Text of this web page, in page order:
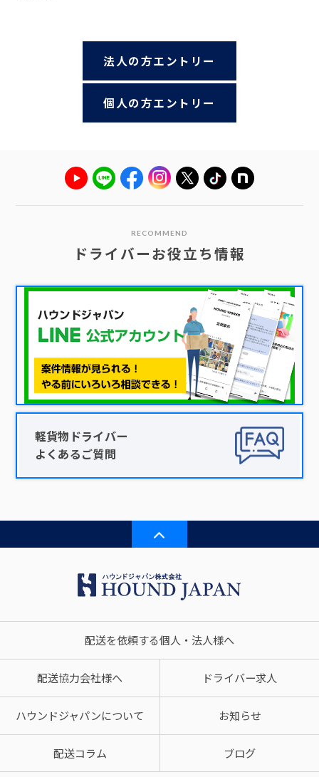
法人の方エントリー
個人の方エントリー
RECOMMEND
ドライバーお役立ち情報
軽貨物ドライバー
よくあるご質問
配送を依頼する個人・法人様へ
配送協力会社様へ ドライバー求人
ハウンドジャパンについて お知らせ
配送コラム ブログ